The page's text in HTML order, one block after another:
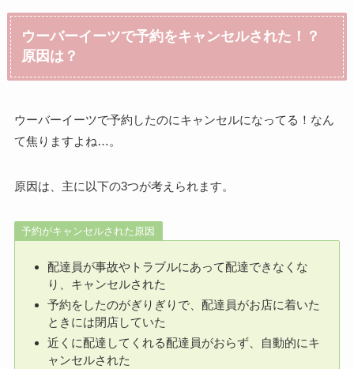
ウーバーイーツで予約をキャンセルされた！？
原因は？
ウーバーイーツで予約したのにキャンセルになってる！なん
て焦りますよね…。
原因は、主に以下の3つが考えられます。
予約がキャンセルされた原因
配達員が事故やトラブルにあって配達できなくな
り、キャンセルされた
予約をしたのがぎりぎりで、配達員がお店に着いた
ときには閉店していた
近くに配達してくれる配達員がおらず、自動的にキ
ャンセルされた